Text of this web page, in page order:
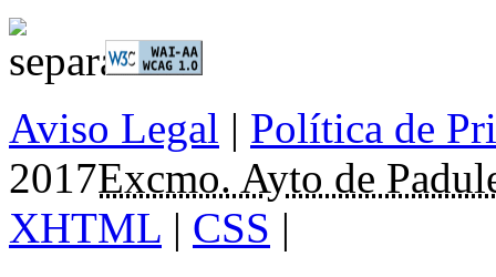
Aviso Legal | Política de
2017Excmo. Ayto de
XHTML | CSS |